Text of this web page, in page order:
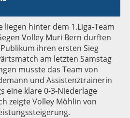
liegen hinter dem 1.Liga-Team
Volley Muri Bern durften
ihren ersten Sieg
am letzten Samstag
musste das Team von
und Assistenztrainerin
eine klare 0-3-Niederlage
zeigte Volley Möhlin von